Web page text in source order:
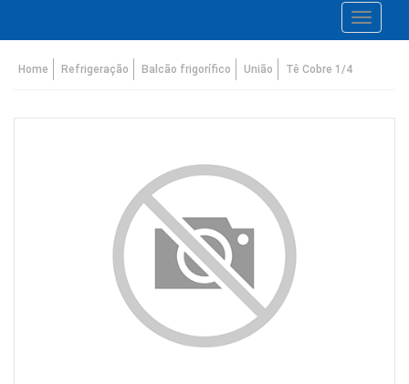
Toggle
Home Refrigeração Balcão frigorífico União Tê Cobre 1/4